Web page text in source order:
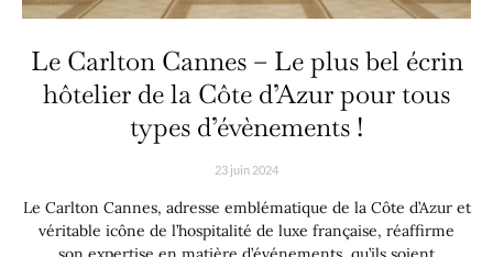
Le Carlton Cannes – Le plus bel écrin
hôtelier de la Côte d’Azur pour tous
types d’évènements !
23 juin 2024
Le Carlton Cannes, adresse emblématique de la Côte d’Azur et
véritable icône de l’hospitalité de luxe française, réaffirme